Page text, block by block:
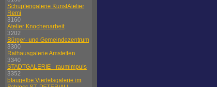
Schupfengalerie KunstAtelier
Remi
3160
Atelier Knochenarbeit
3202
Bürger- und Gemeindezentrum
3300
Rathausgalerie Amstetten
3340
STADTGALERIE - raumimpuls
3352
blaugelbe Viertelsgalerie im